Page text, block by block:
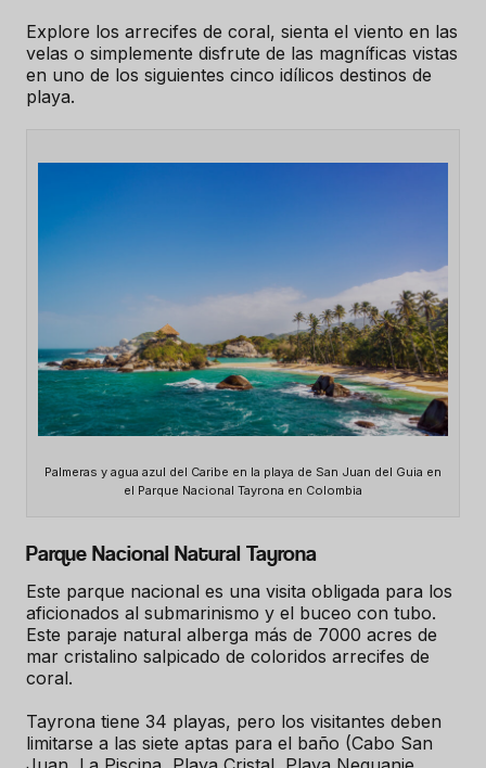
Explore los arrecifes de coral, sienta el viento en las
velas o simplemente disfrute de las magníficas vistas
en uno de los siguientes cinco idílicos destinos de
playa.
Palmeras y agua azul del Caribe en la playa de San Juan del Guia en
el Parque Nacional Tayrona en Colombia
Parque Nacional Natural Tayrona
Este parque nacional es una visita obligada para los
aficionados al submarinismo y el buceo con tubo.
Este paraje natural alberga más de 7000 acres de
mar cristalino salpicado de coloridos arrecifes de
coral.
Tayrona tiene 34 playas, pero los visitantes deben
limitarse a las siete aptas para el baño (Cabo San